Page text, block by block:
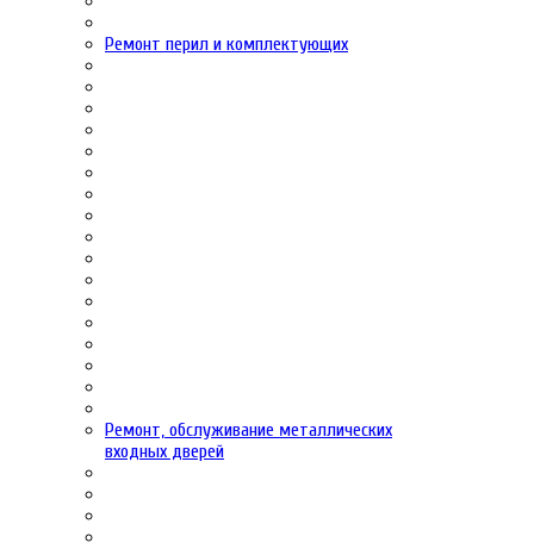
Ремонт перил и комплектующих
Ремонт, обслуживание металлических
входных дверей